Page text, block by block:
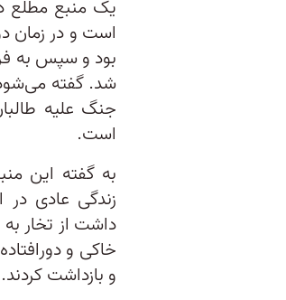
یک منبع مطلع
است و در زمان
بود و سپس به
شد. گفته
جنگ علیه
است.
به گفته این
زندگی عادی
داشت از تخار
خاکی و
و بازداشت کردند.